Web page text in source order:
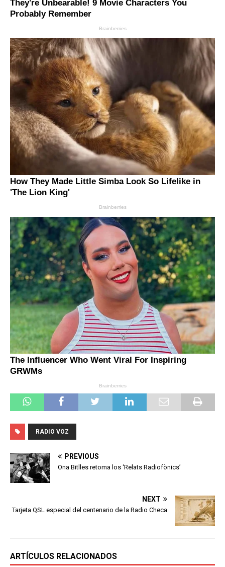
RADIO VOZ
PREVIOUS
Ona Bitlles retoma los ‘Relats Radiofònics’
NEXT
Tarjeta QSL especial del centenario de la Radio Checa
ARTÍCULOS RELACIONADOS